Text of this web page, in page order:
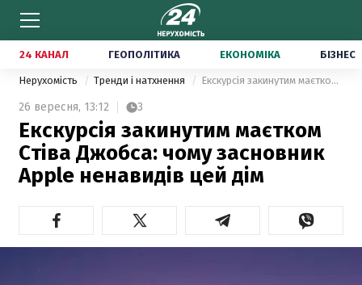
24 КАНАЛ ГЕОПОЛІТИКА ЕКОНОМІКА БІЗНЕС
Нерухомість Тренди і натхнення Екскурсія закинутим маєтком Стіва Джобса: чому засновник Apple ненавидів цей дім
26 вересня, 13:12 3
Екскурсія закинутим маєтком
Стіва Джобса: чому засновник
Apple ненавидів цей дім